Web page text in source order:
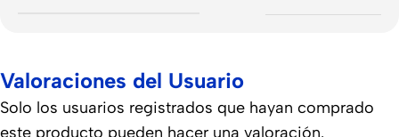
Valoraciones del Usuario
Solo los usuarios registrados que hayan comprado
este producto pueden hacer una valoración.